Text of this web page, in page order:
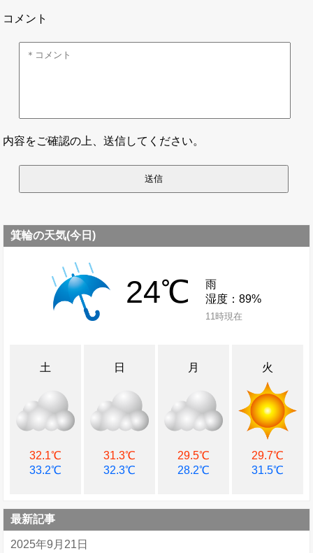
コメント
内容をご確認の上、送信してください。
箕輪の天気(今日)
24℃
雨
湿度：89%
11時現在
土
32.1℃
33.2℃
日
31.3℃
32.3℃
月
29.5℃
28.2℃
火
29.7℃
31.5℃
最新記事
2025年9月21日